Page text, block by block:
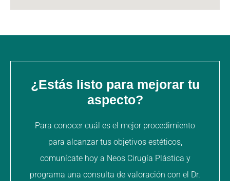
¿Estás listo para mejorar tu
aspecto?
Para conocer cuál es el mejor procedimiento
para alcanzar tus objetivos estéticos,
comunícate hoy a Neos Cirugía Plástica y
programa una consulta de valoración con el Dr.